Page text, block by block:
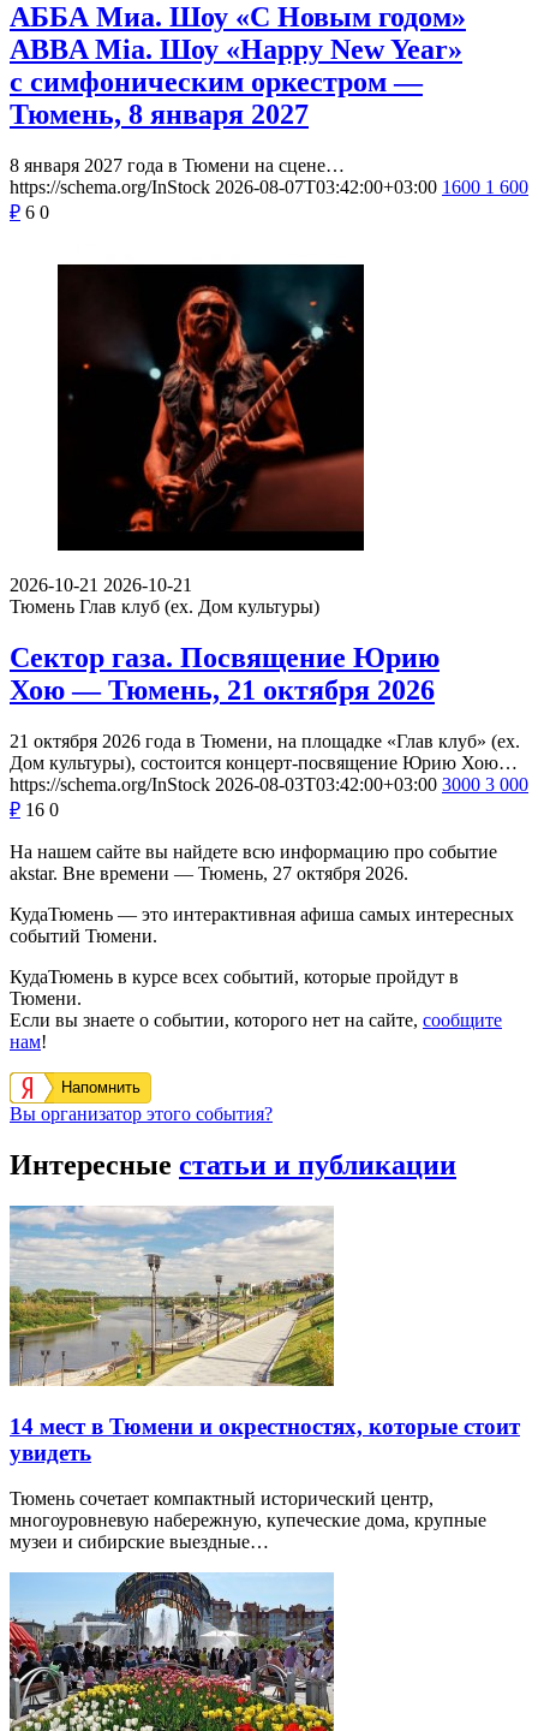
АББА Миа. Шоу «С Новым годом»
ABBA Mia. Шоу «Happy New Year»
с симфоническим оркестром —
Тюмень, 8 января 2027
8 января 2027 года в Тюмени на сцене…
https://schema.org/InStock 2026-08-07T03:42:00+03:00 1600 1 600
₽ 6 0
2026-10-21 2026-10-21
Тюмень Глав клуб (ex. Дом культуры)
Сектор газа. Посвящение Юрию
Хою — Тюмень, 21 октября 2026
21 октября 2026 года в Тюмени, на площадке «Глав клуб» (ex.
Дом культуры), состоится концерт-посвящение Юрию Хою…
https://schema.org/InStock 2026-08-03T03:42:00+03:00 3000 3 000
₽ 16 0
На нашем сайте вы найдете всю информацию про событие
akstar. Вне времени — Тюмень, 27 октября 2026.
КудаТюмень — это интерактивная афиша самых интересных
событий Тюмени.
КудаТюмень в курсе всех событий, которые пройдут в
Тюмени.
Если вы знаете о событии, которого нет на сайте, сообщите
нам!
Напомнить
Вы организатор этого события?
Интересные статьи и публикации
14 мест в Тюмени и окрестностях, которые стоит
увидеть
Тюмень сочетает компактный исторический центр,
многоуровневую набережную, купеческие дома, крупные
музеи и сибирские выездные…